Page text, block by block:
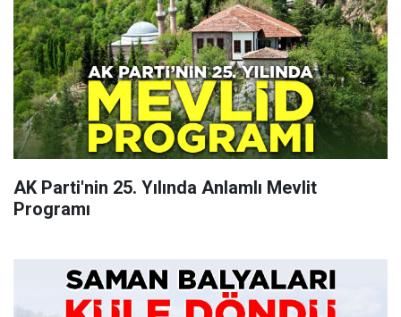
AK Parti'nin 25. Yılında Anlamlı Mevlit
Programı